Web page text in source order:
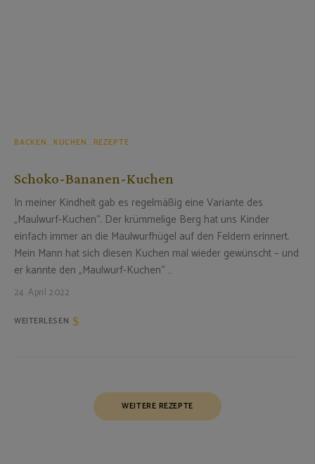
BACKEN KUCHEN REZEPTE
Schoko-Bananen-Kuchen
In meiner Kindheit gab es regelmäßig eine Variante des
„Maulwurf-Kuchen“. Der krümmelige Berg hat uns Kinder
einfach immer an die Maulwurfhügel auf den Feldern erinnert.
Mein Mann hat sich diesen Kuchen mal wieder gewünscht – und
er kannte den „Maulwurf-Kuchen“ …
24. April 2022
WEITERLESEN
WEITERE REZEPTE